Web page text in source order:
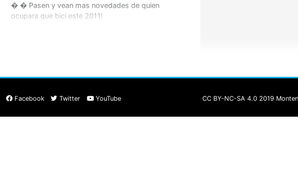
� � Pasen y vean mas novedades de quien
ocupara que bici este 2011!
Facebook Twitter YouTube CC BY-NC-SA 4.0 2019